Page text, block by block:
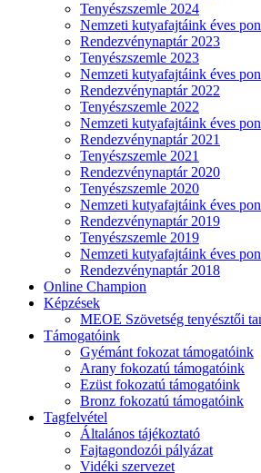
Tenyészszemle 2024
Nemzeti kutyafajtáink éves
Rendezvénynaptár 2023
Tenyészszemle 2023
Nemzeti kutyafajtáink éves
Rendezvénynaptár 2022
Tenyészszemle 2022
Nemzeti kutyafajtáink éves
Rendezvénynaptár 2021
Tenyészszemle 2021
Rendezvénynaptár 2020
Tenyészszemle 2020
Nemzeti kutyafajtáink éves
Rendezvénynaptár 2019
Tenyészszemle 2019
Nemzeti kutyafajtáink éves
Rendezvénynaptár 2018
Online Champion
Képzések
MEOE Szövetség tenyésztői
Támogatóink
Gyémánt fokozat támogatóink
Arany fokozatú támogatóink
Ezüst fokozatú támogatóink
Bronz fokozatú támogatóink
Tagfelvétel
Általános tájékoztató
Fajtagondozói pályázat
Vidéki szervezet